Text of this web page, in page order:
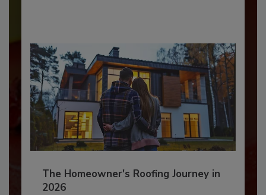
The Homeowner's Roofing Journey in
2026